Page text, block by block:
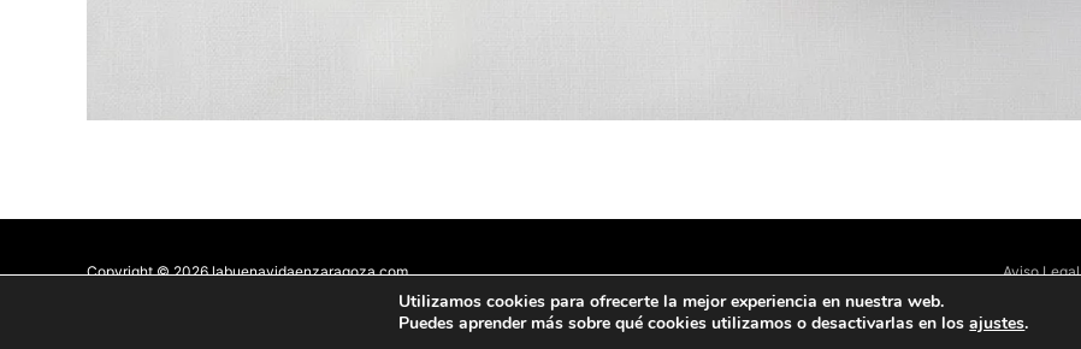
Copyright © 2026 labuenavidaenzaragoza.com
Mantenimiento web Zaragoza
Aviso Legal
Utilizamos cookies para ofrecerte la mejor experiencia en nuestra web.
Puedes aprender más sobre qué cookies utilizamos o desactivarlas en losajustes.